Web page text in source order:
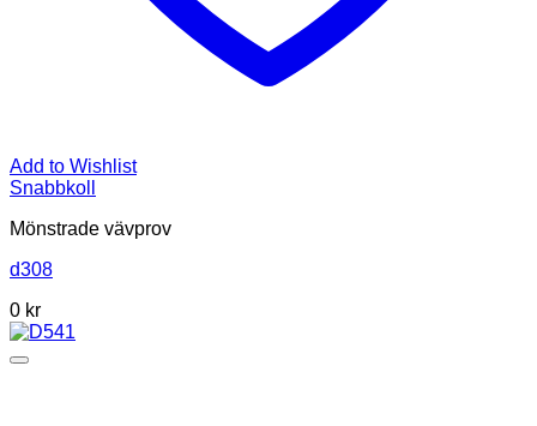
Add to Wishlist
Snabbkoll
Mönstrade vävprov
d308
0 kr